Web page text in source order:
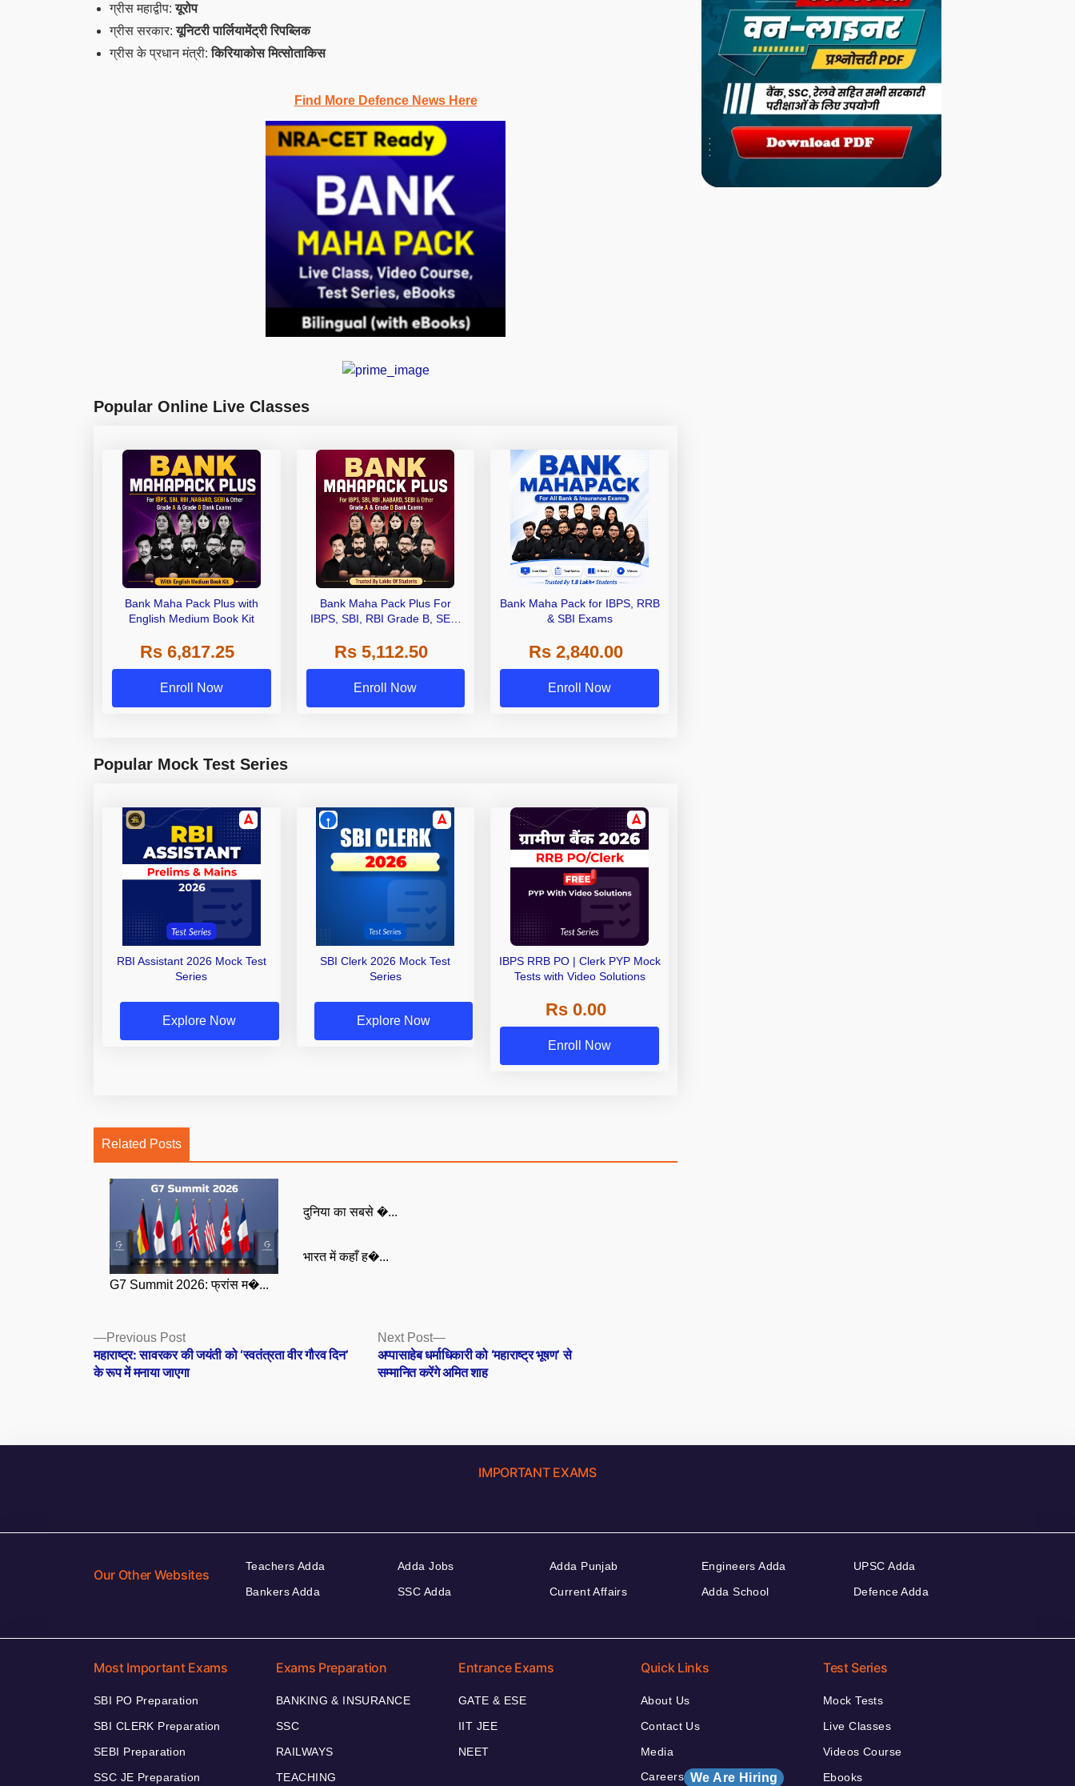
ग्रीस महाद्वीप:यूरोप
ग्रीस सरकार:यूनिटरी पार्लियामेंट्री रिपब्लिक
ग्रीस के प्रधान मंत्री:किरियाकोस मित्सोताकिस
Find More Defence News Here
Popular Online Live Classes
Bank Maha Pack Plus with
English Medium Book Kit
Rs 6,817.25
Enroll Now
Bank Maha Pack Plus For
IBPS, SBI, RBI Grade B, SEBI
Other Grade A & Grade B Bank
Exams
Rs 5,112.50
Enroll Now
Bank Maha Pack for IBPS, RRB
& SBI Exams
Rs 2,840.00
Enroll Now
Popular Mock Test Series
RBI Assistant 2026 Mock Test
Series
Explore Now
SBI Clerk 2026 Mock Test
Series
Explore Now
IBPS RRB PO | Clerk PYP Mock
Tests with Video Solutions
Rs 0.00
Enroll Now
Related Posts
G7 Summit 2026: फ्रांस म�...
दुनिया का सबसे �...
भारत में कहाँ ह�...
Posts
navigation
Previous PostPrevious
post:
महाराष्ट्र: सावरकर की जयंती को ‘स्वतंत्रता वीर गौरव दिन’
के रूप में मनाया जाएगा
Next Post
Next
post:
अप्पासाहेब धर्माधिकारी को ‘महाराष्ट्र भूषण’ से
सम्मानित करेंगे अमित शाह
IMPORTANT EXAMS
Our Other Websites
Teachers Adda
Bankers Adda
Adda Jobs
SSC Adda
Adda Punjab
Current Affairs
Engineers Adda
Adda School
UPSC Adda
Defence Adda
Most Important Exams
SBI PO Preparation
SBI CLERK Preparation
SEBI Preparation
SSC JE Preparation
Exams Preparation
BANKING & INSURANCE
SSC
RAILWAYS
TEACHING
Entrance Exams
GATE & ESE
IIT JEE
NEET
Quick Links
About Us
Contact Us
Media
Careers We Are Hiring
Test Series
Mock Tests
Live Classes
Videos Course
Ebooks